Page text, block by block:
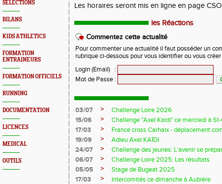
SÉLECTIONS
BILANS
KIDS ATHLETICS
FORMATION
ENTRAINEURS
FORMATION OFFICIELS
RUNNING
DOCUMENTATION
LICENCES
MEDICAL
OUTILS
Les horaires seront mis en ligne en page
les Réactions
Commentez cette actualité
Pour commenter une actualité il faut posséder un
rubrique ci-dessous pour vous identifier ou vous
Login (Email)
:
Mot de Passe :
03/07 >
Challenge Loire 2026
15/06
>
Challenge "Axel Kaidi" ce mercredi à
17/03
>
France cross Carhaix - déplacement
19/09
>
Adieu Axel KAÏDI
24/07
>
Challenge des jeunes: L'avenir se
06/07
>
Challenge Loire 2025: Les résultats
05/05
>
Stage de Bugeat 2025
17/03
>
Intercomités ce dimanche à Aubière